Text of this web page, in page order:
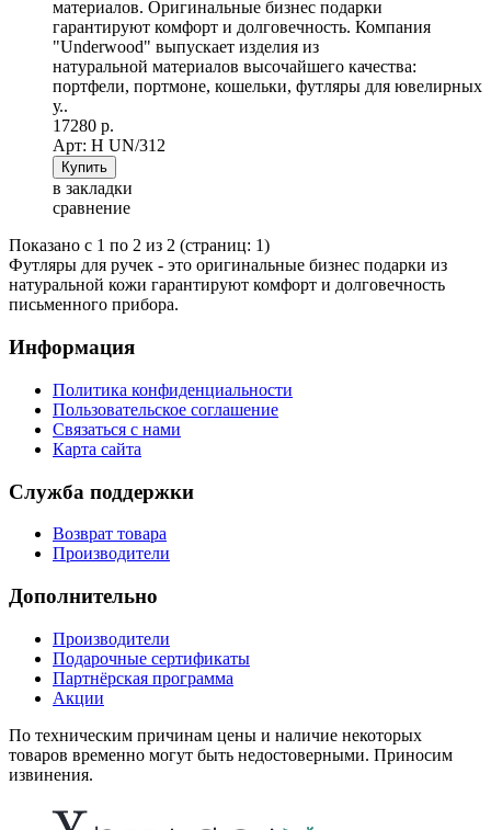
материалов. Оригинальные бизнес подарки
гарантируют комфорт и долговечность. Компания
"Underwood" выпускает изделия из
натуральной материалов высочайшего качества:
портфели, портмоне, кошельки, футляры для ювелирных
у..
17280 р.
Арт: Н UN/312
в закладки
сравнение
Показано с 1 по 2 из 2 (страниц: 1)
Футляры для ручек - это оригинальные бизнес подарки из
натуральной кожи гарантируют комфорт и долговечность
письменного прибора.
Информация
Политика конфиденциальности
Пользовательское соглашение
Связаться с нами
Карта сайта
Служба поддержки
Возврат товара
Производители
Дополнительно
Производители
Подарочные сертификаты
Партнёрская программа
Акции
По техническим причинам цены и наличие некоторых
товаров временно могут быть недостоверными. Приносим
извинения.